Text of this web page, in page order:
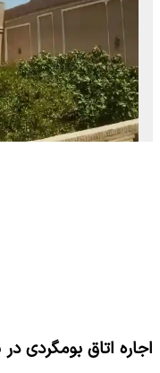
اجاره اتاق بومگردی